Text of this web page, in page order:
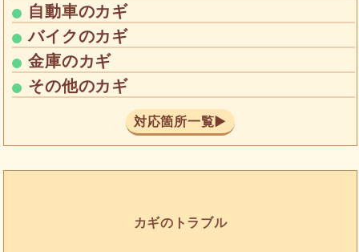
自動車のカギ
バイクのカギ
金庫のカギ
その他のカギ
対応箇所一覧▶
カギのトラブル